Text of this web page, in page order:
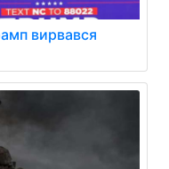
вирвався